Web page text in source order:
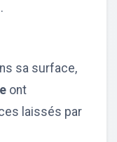
sa surface,
ont
laissés par